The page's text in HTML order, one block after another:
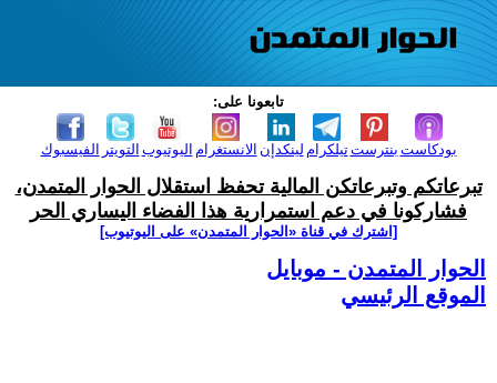
تابعونا على:
الفيسبوك التويتر اليوتيوب الانستغرام لينكدإن تيلكرامبنترست بودكاست
تبرعاتكم وتبرعاتكن المالية تحفظ استقلال الحوار المتمدن،
فشاركونا في دعم استمرارية هذا الفضاء اليساري الحر
[اشترك في قناة ‫«الحوار المتمدن» على اليوتيوب]
الحوار المتمدن - موبايل
الموقع الرئيسي